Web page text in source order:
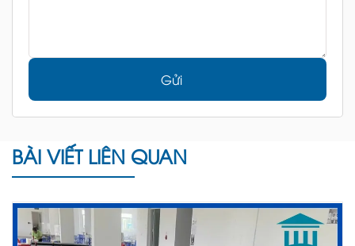
Gửi
BÀI VIẾT LIÊN QUAN